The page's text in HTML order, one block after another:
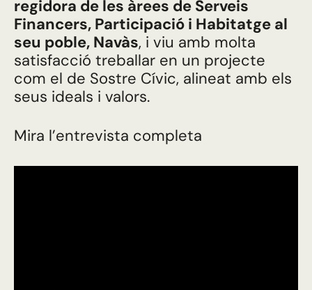
regidora de les àrees de Serveis
Financers, Participació i Habitatge al
seu poble, Navàs, i viu amb molta
satisfacció treballar en un projecte
com el de Sostre Cívic, alineat amb els
seus ideals i valors.
Mira l’entrevista completa